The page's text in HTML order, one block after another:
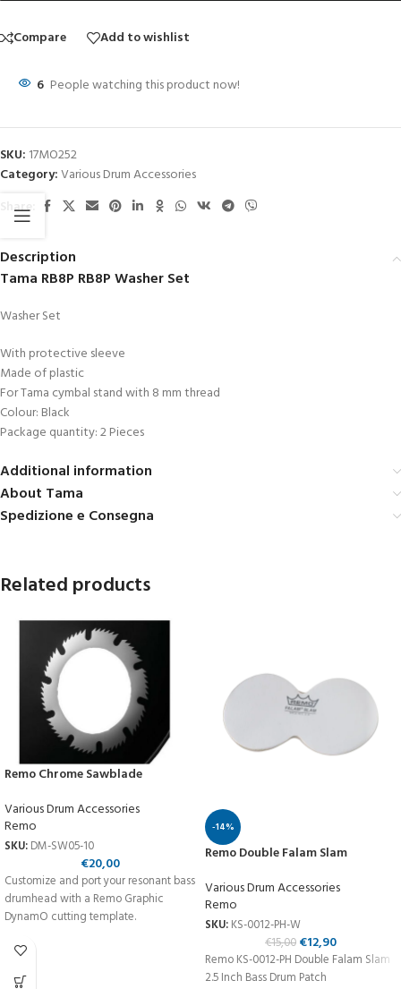
Compare Add to wishlist
6 People watching this product now!
SKU: 17MO252
Category:Various Drum Accessories
Share:
Description
Tama RB8P RB8P Washer Set
Washer Set
With protective sleeve
Made of plastic
For Tama cymbal stand with 8 mm thread
Colour: Black
Package quantity: 2 Pieces
Additional information
About Tama
Spedizione e Consegna
Related products
Remo Chrome Sawblade
Various Drum Accessories
Remo
SKU: DM-SW05-10
€20,00
Customize and port your resonant bass
drumhead with a Remo Graphic
DynamO cutting template.
-14%
Remo Double Falam Slam
Various Drum Accessories
Remo
SKU: KS-0012-PH-W
€15,00 €12,90
Remo KS-0012-PH Double Falam Slam
2.5 Inch Bass Drum Patch